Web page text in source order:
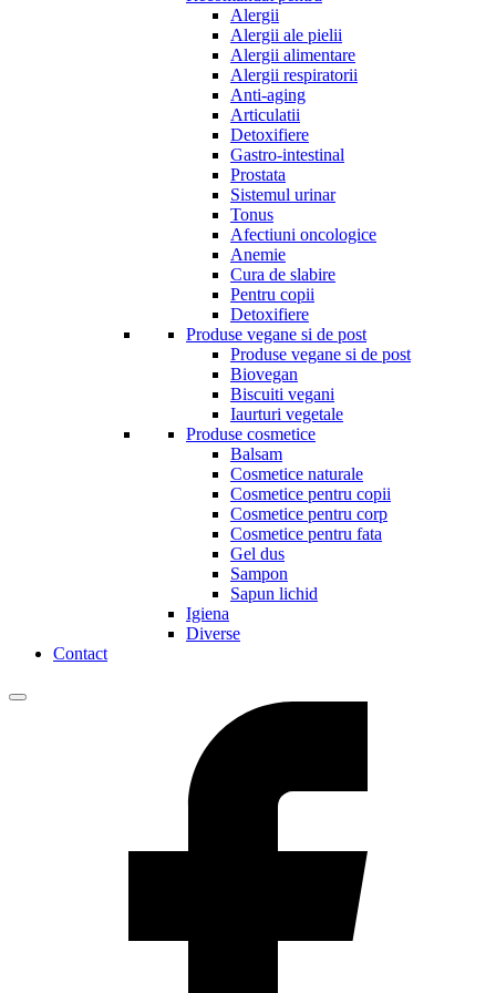
Alergii
Alergii ale pielii
Alergii alimentare
Alergii respiratorii
Anti-aging
Articulatii
Detoxifiere
Gastro-intestinal
Prostata
Sistemul urinar
Tonus
Afectiuni oncologice
Anemie
Cura de slabire
Pentru copii
Detoxifiere
Produse vegane si de post
Produse vegane si de post
Biovegan
Biscuiti vegani
Iaurturi vegetale
Produse cosmetice
Balsam
Cosmetice naturale
Cosmetice pentru copii
Cosmetice pentru corp
Cosmetice pentru fata
Gel dus
Sampon
Sapun lichid
Igiena
Diverse
Contact